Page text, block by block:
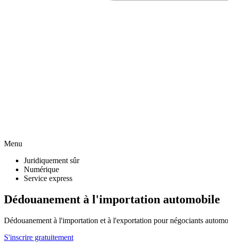
Menu
Juridiquement sûr
Numérique
Service express
Dédouanement à l'importation automobile
Dédouanement à l'importation et à l'exportation pour négociants
S'inscrire gratuitement